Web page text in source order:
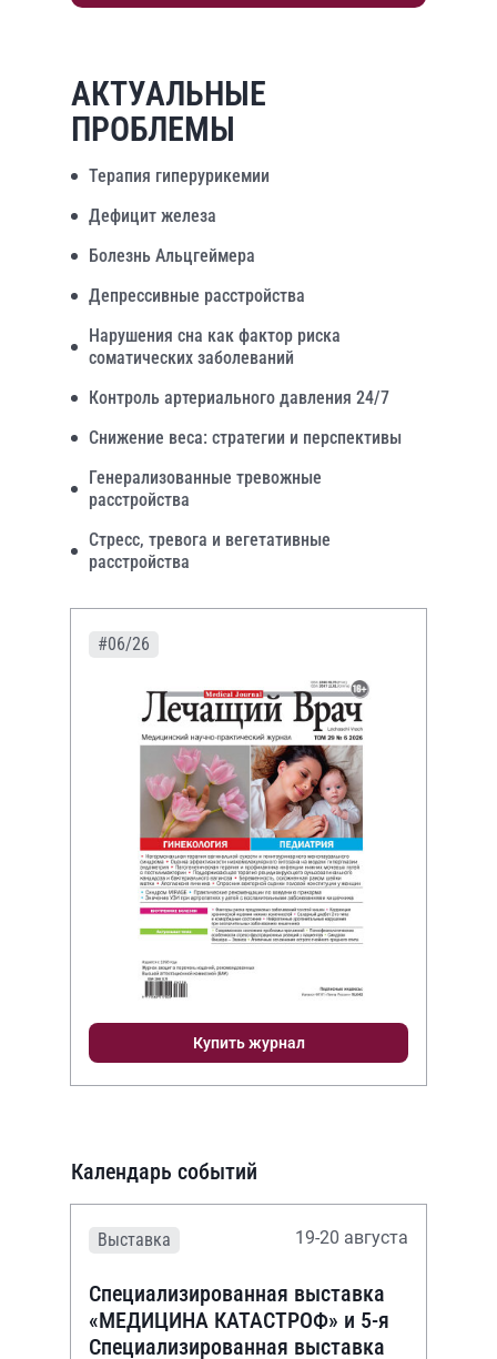
АКТУАЛЬНЫЕ
ПРОБЛЕМЫ
Терапия гиперурикемии
Дефицит железа
Болезнь Альцгеймера
Депрессивные расстройства
Нарушения сна как фактор риска
соматических заболеваний
Контроль артериального давления 24/7
Снижение веса: стратегии и перспективы
Генерализованные тревожные
расстройства
Стресс, тревога и вегетативные
расстройства
#06/26
Купить журнал
Календарь событий
Выставка 19-20 августа
Специализированная выставка
«МЕДИЦИНА КАТАСТРОФ» и 5-я
Специализированная выставка